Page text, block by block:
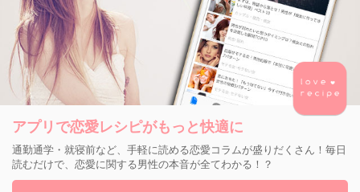
アプリで恋愛レシピがもっと快適に
通勤通学・就寝前など、手軽に読める恋愛コラムが盛りだくさん！毎日
読むだけで、恋愛に関する男性の本音が全てわかる！？